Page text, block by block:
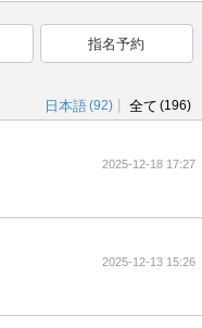
指名予約
日本語(92) 全て (196)
2025-12-18 17:27
2025-12-13 15:26